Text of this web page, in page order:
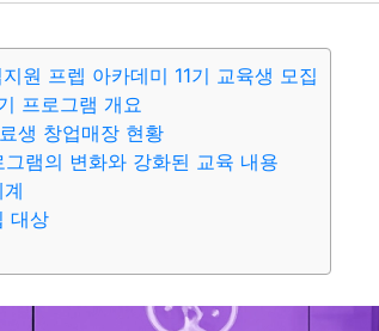
원 프렙 아카데미 11기 교육생 모집
프로그램 개요
생 창업매장 현황
램의 변화와 강화된 교육 내용
대상